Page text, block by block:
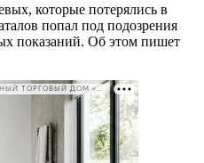
которые потерялись в
попал под подозрения
показаний. Об этом пишет
РЕКЛАМА • ООО СТРОИТЕЛЬНЫЙ ТОРГОВЫЙ ДОМ «ПЕТРОВИЧ». ИНН: 7802348846